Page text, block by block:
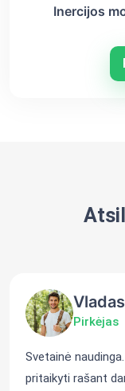
Inercijos
Vladas
Pirkėjas
Svetainė
pritaikyti rašant